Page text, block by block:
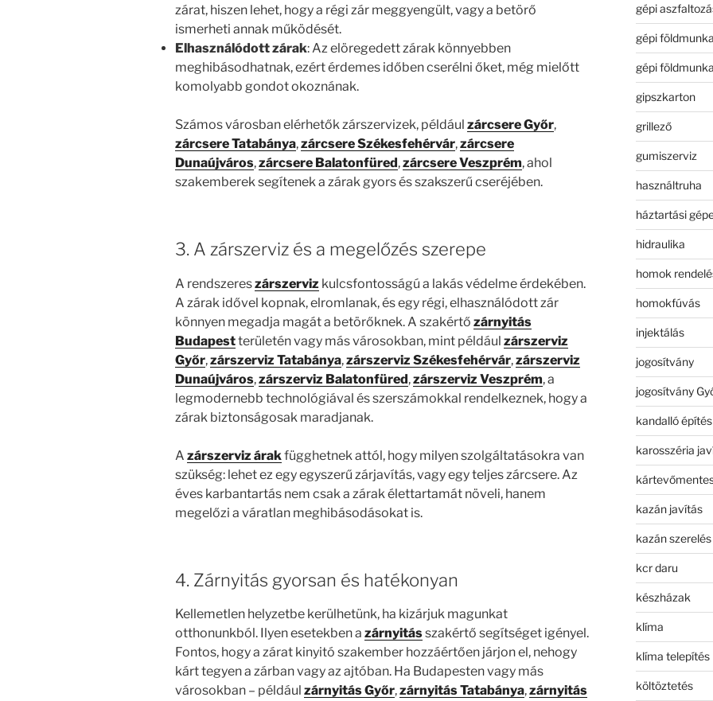
zárat, hiszen lehet, hogy a régi zár meggyengült, vagy a betörő
ismerheti annak működését.
Elhasználódott zárak: Az elöregedett zárak könnyebben
meghibásodhatnak, ezért érdemes időben cserélni őket, még mielőtt
komolyabb gondot okoznának.
Számos városban elérhetők zárszervizek, például zárcsere Győr,
zárcsere Tatabánya,zárcsere Székesfehérvár,zárcsere
Dunaújváros,zárcsere Balatonfüred,zárcsere Veszprém, ahol
szakemberek segítenek a zárak gyors és szakszerű cseréjében.
3. A zárszerviz és a megelőzés szerepe
A rendszereszárszerviz kulcsfontosságú a lakás védelme érdekében.
A zárak idővel kopnak, elromlanak, és egy régi, elhasználódott zár
könnyen megadja magát a betörőknek. A szakértő zárnyitás
Budapestterületén vagy más városokban, mint például zárszerviz
Győr,zárszerviz Tatabánya,zárszerviz Székesfehérvár,zárszerviz
Dunaújváros,zárszerviz Balatonfüred,zárszerviz Veszprém, a
legmodernebb technológiával és szerszámokkal rendelkeznek, hogy a
zárak biztonságosak maradjanak.
A zárszerviz árak függhetnek attól, hogy milyen szolgáltatásokra van
szükség: lehet ez egy egyszerű zárjavítás, vagy egy teljes zárcsere. Az
éves karbantartás nem csak a zárak élettartamát növeli, hanem
megelőzi a váratlan meghibásodásokat is.
4. Zárnyitás gyorsan és hatékonyan
Kellemetlen helyzetbe kerülhetünk, ha kizárjuk magunkat
otthonunkból. Ilyen esetekben a zárnyitásszakértő segítséget igényel.
Fontos, hogy a zárat kinyitó szakember hozzáértően járjon el, nehogy
kárt tegyen a zárban vagy az ajtóban. Ha Budapesten vagy más
városokban – például zárnyitás Győr,zárnyitás Tatabánya,zárnyitás
gépi
gépi földmunka
gépi
gipszkarton
grillező
gumiszerviz
használtruha
háztartási
hidraulika
homok
homokfúvás
injektálás
jogosítvány
jogosítvány
kandalló építés
karosszéria
kazán javítás
kazán szerelés
kcr daru
készházak
klíma
klíma telepítés
költöztetés